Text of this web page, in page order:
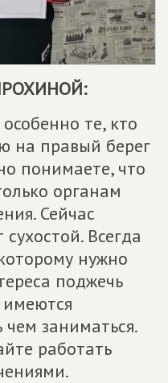
те, кто
на правый берег
понимаете, что
органам
Сейчас
Всегда
нужно
поджечь
имеются
заниматься.
работать